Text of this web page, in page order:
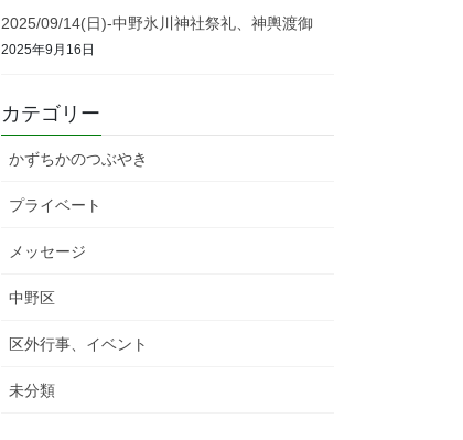
2025/09/14(日)-中野氷川神社祭礼、神輿渡御
2025年9月16日
カテゴリー
かずちかのつぶやき
プライベート
メッセージ
中野区
区外行事、イベント
未分類